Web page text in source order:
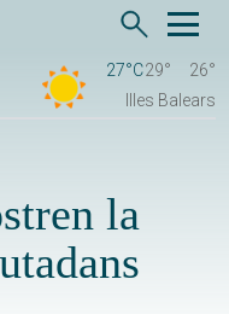
27°C29°
26°
Illes Balears
la